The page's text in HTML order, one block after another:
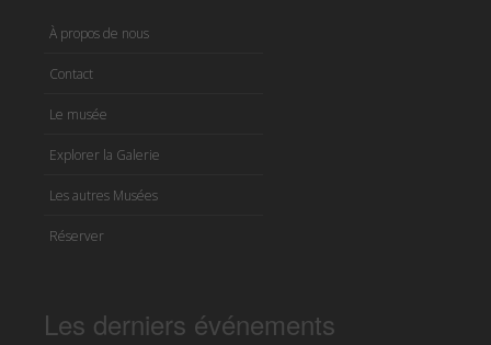
À propos de nous
Contact
Le musée
Explorer la Galerie
Les autres Musées
Réserver
Les derniers événements